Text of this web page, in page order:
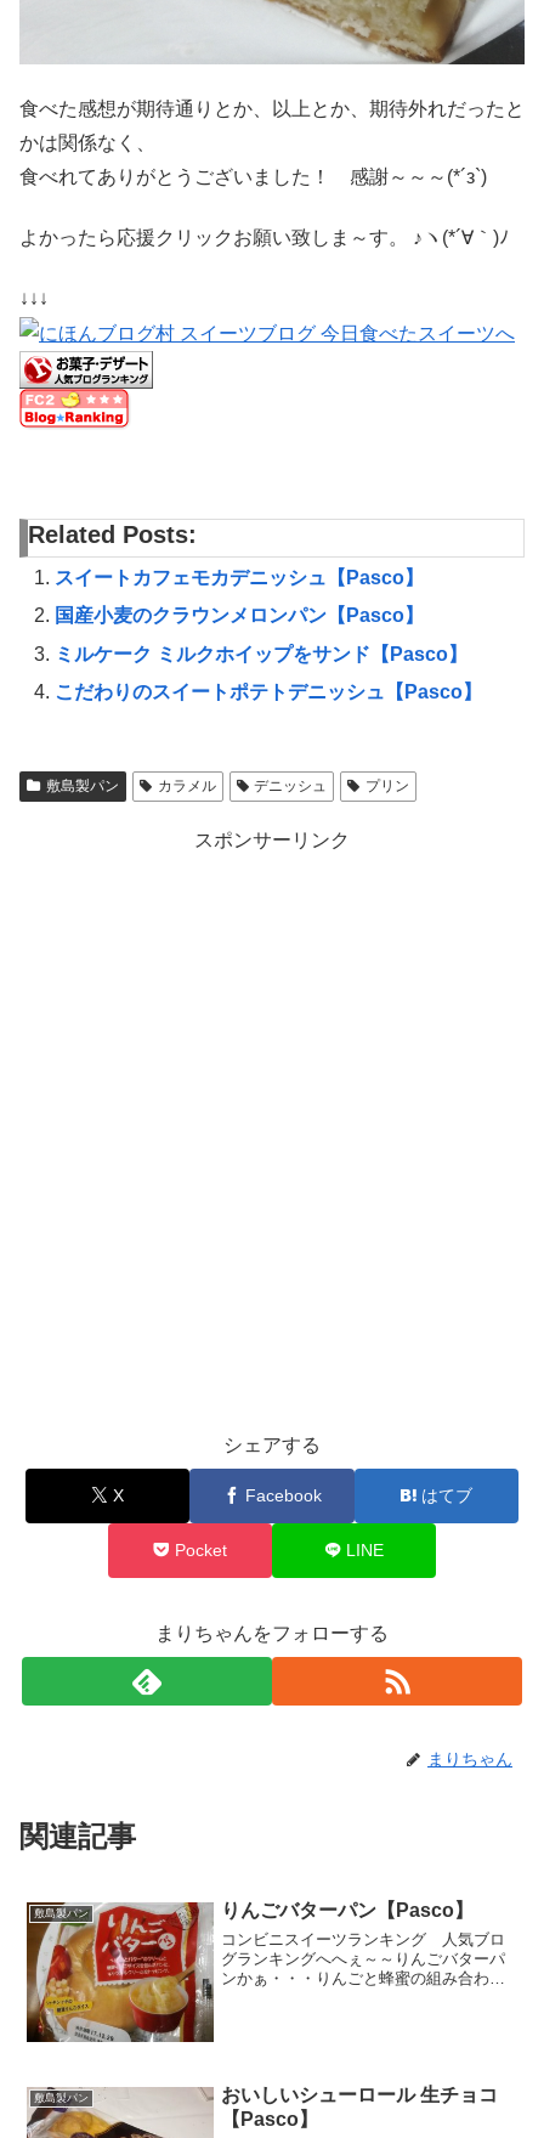
食べた感想が期待通りとか、以上とか、期待外れだったと
かは関係なく、
食べれてありがとうございました！ 感謝～～～(*´з`)
よかったら応援クリックお願い致しま～す。 ♪ヽ(*´∀｀)ﾉ
↓↓↓
Related Posts:
スイートカフェモカデニッシュ【Pasco】
国産小麦のクラウンメロンパン【Pasco】
ミルケーク ミルクホイップをサンド【Pasco】
こだわりのスイートポテトデニッシュ【Pasco】
敷島製パン カラメル デニッシュ プリン
スポンサーリンク
シェアする
X Facebook はてブ
Pocket LINE
まりちゃんをフォローする
まりちゃん
関連記事
敷島製パン りんごバターパン【Pasco】
コンビニスイーツランキング 人気ブロ
グランキングへへぇ～～りんごバターパ
ンかぁ・・・りんごと蜂蜜の組み合わせ
敷島製パン
おいしいシューロール 生チョコ
【Pasco】